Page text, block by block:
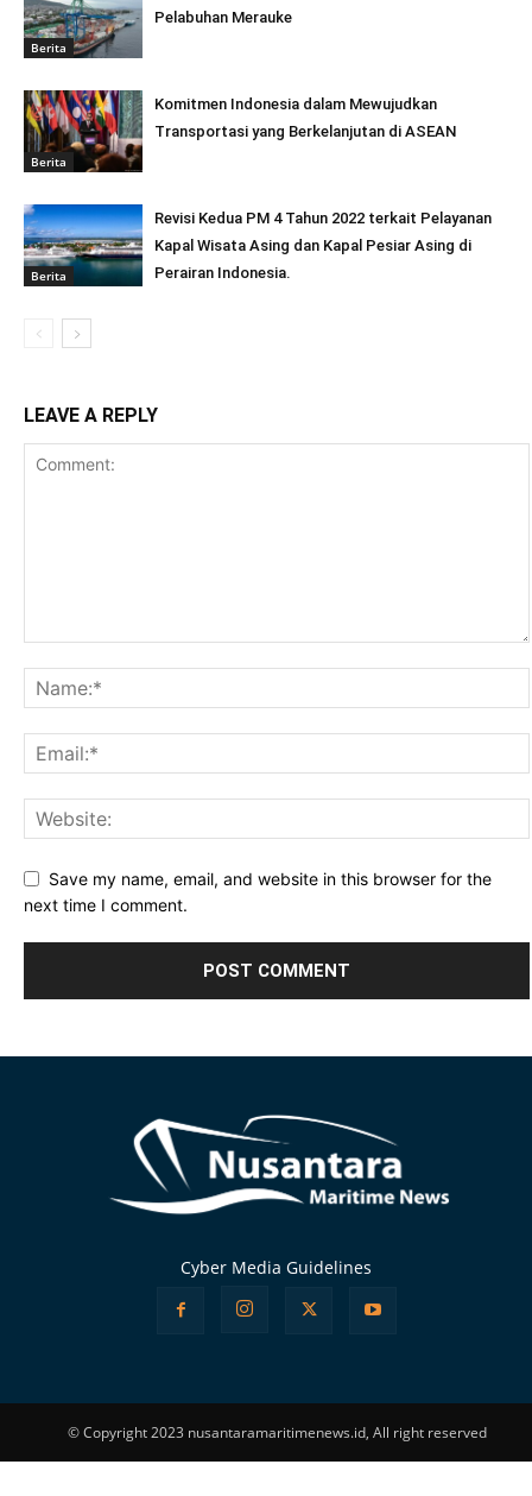
Berita
Pelabuhan Merauke
Berita
Komitmen Indonesia dalam Mewujudkan
Transportasi yang Berkelanjutan di ASEAN
Berita
Revisi Kedua PM 4 Tahun 2022 terkait Pelayanan
Kapal Wisata Asing dan Kapal Pesiar Asing di
Perairan Indonesia.
LEAVE A REPLY
Save my name, email, and website in this browser for the
next time I comment.
Cyber Media Guidelines
© Copyright 2023 nusantaramaritimenews.id, All right reserved